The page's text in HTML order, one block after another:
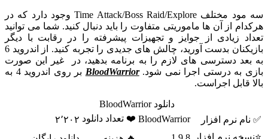
سه مود مختلف Time Attack/Boss Raid/Explore وجود دارد که در
هرکدام از آن ها ماموریتی متفاوت را باید دنبال کنید. شما می توانید
تعداد زیادی از جوایز و تجهیزات پیشرفته را در رقابت با دیگر
بازیکنان بدست آورید، چالش های جدیدی را تجربه کنید. از اندروید 6
به بعد دسترسی های لازم را به برنامه بدهید، در غیر این صورت
بازی به درستی اجرا نمی شود.BloodWarrior
بر روی اندروید 4 به
بالا قابل اجراست.
دانلود BloodWarrior
✅ نام نرم افزار
BloodWarrior ❤️ تعداد دانلود ۲٬۲۰۲